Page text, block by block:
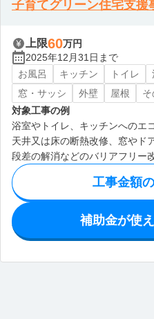
子育てグリーン住宅支援
上限60万円
2025年12月31日まで
お風呂
キッチン トイレ
窓・サッシ
外壁 屋根
対象工事の例
浴室やトイレ、キッチンへのエ
天井又は床の断熱改修、窓やド
段差の解消などのバリアフリー
工事金額
補助金が使